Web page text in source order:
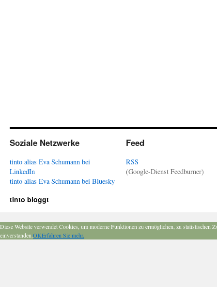
Soziale Netzwerke
tinto alias Eva Schumann bei
LinkedIn
tinto alias Eva Schumann bei Bluesky
Feed
RSS
(Google-Dienst Feedburner)
tinto bloggt
Diese Website verwendet Cookies, um moderne Funktionen zu ermöglichen, zu
einverstanden.OKErfahren Sie mehr.